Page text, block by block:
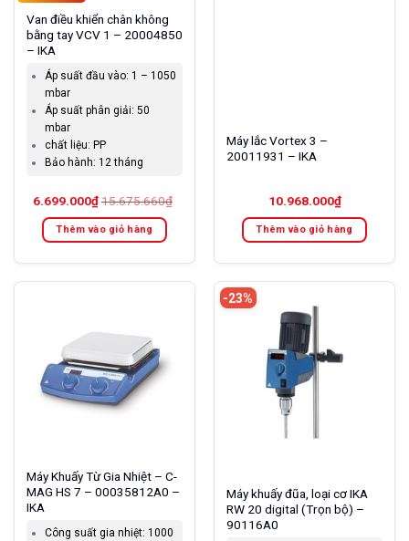
Van điều khiển chân không
bằng tay VCV 1 – 20004850
– IKA
Áp suất đầu vào: 1 – 1050
mbar
Áp suất phân giải:50
mbar
chất liệu: PP
Bảo hành: 12 tháng
6.699.000₫15.675.660₫
Thêm vào giỏ hàng
Máy lắc Vortex 3 –
20011931 – IKA
10.968.000₫
Thêm vào giỏ hàng
Máy Khuấy Từ Gia Nhiệt – C-
MAG HS 7 – 00035812A0 –
IKA
Công suất gia nhiệt: 1000
-23%
Máy khuấy đũa, loại cơ IKA
RW 20 digital (Trọn bộ) –
90116A0